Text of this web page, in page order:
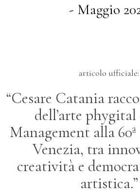
- Maggio
articolo ufficiale:
“Cesare Catania
dell’arte phygital
Management alla
Venezia, tra
creatività e
artistica.”